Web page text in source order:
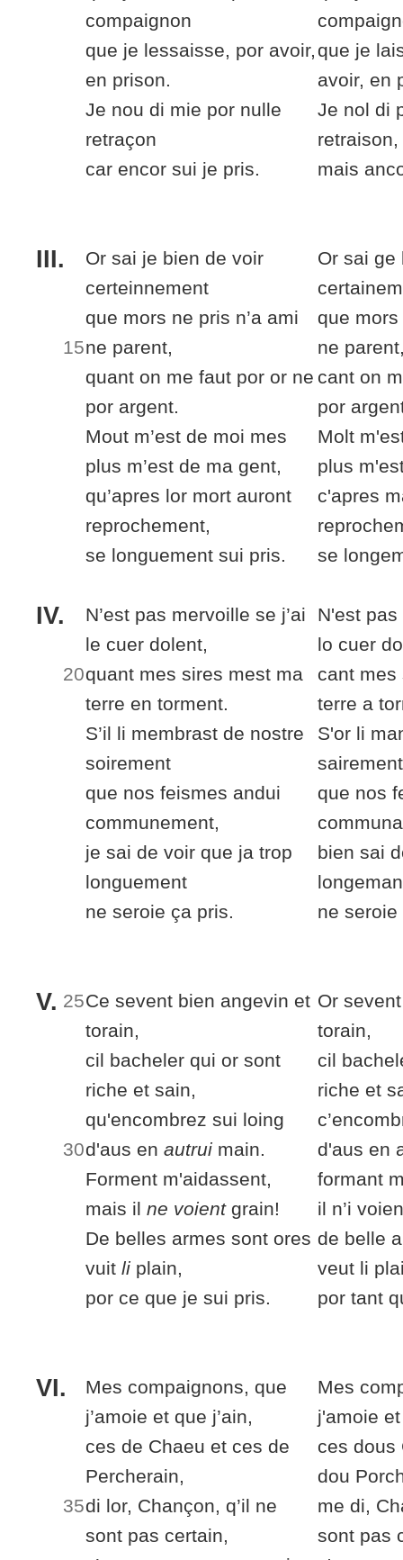
compaignon
que je lessaisse, por avoir,
en prison.
Je nou di mie por nulle
retraçon
car encor sui je pris.
que je
avoir, en
Je nol di
retraison,
mais
III.
15
Or sai je bien de voir
certeinnement
que mors ne pris n’a ami
ne parent,
quant on me faut por or ne
por argent.
Mout m’est de moi mes
plus m’est de ma gent,
qu’apres lor mort auront
reprochement,
se longuement sui pris.
Or sai ge
que mors
ne
cant on
por
Molt
plus
c'apres
se
IV.
20
N’est pas mervoille se j’ai
le cuer dolent,
quant mes sires mest ma
terre en torment.
S’il li membrast de nostre
soirement
que nos feismes andui
communement,
je sai de voir que ja trop
longuement
ne seroie ça pris.
N'est
lo cuer
cant
terre a
S'or li
que nos
bien sai
ne seroie
V. 25
30
Ce sevent bien angevin et
torain,
cil bacheler qui or sont
riche et sain,
qu'encombrez sui loing
d'aus en autrui main.
Forment m'aidassent,
mais il ne voientgrain!
De belles armes sont ores
vuit li plain,
por ce que je sui pris.
Or
torain,
cil
riche et
d'aus en
formant
il n’i
de belle
veut li
por tant
VI.
35
Mes compaignons, que
j’amoie et que j’ain,
ces de Chaeu et ces de
Percherain,
di lor, Chançon, q’il ne
sont pas certain,
Mes
j'amoie
ces dous
dou
me di,
sont pas